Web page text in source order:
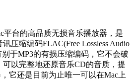
平台的高品质无损音乐播放器，是
压缩编码FLAC(Free Lossless Audio
于MP3的有损压缩编码，它不会破
以完整地还原音乐CD的音质，提
它还是目前为止唯一可以在Mac上